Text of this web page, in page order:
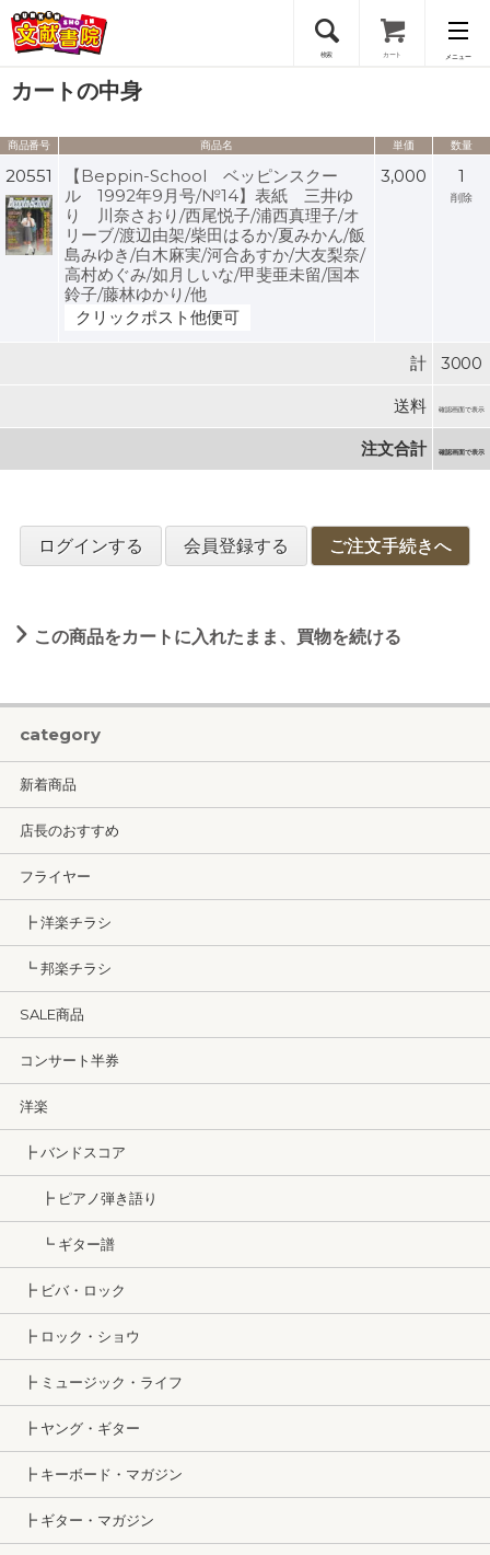
検索 カート メニュー
会員登録
ログイン
カートの中身
商品番号 商品名 単価 数量
20551
【Beppin-School ベッピンスクー
ル 1992年9月号/№14】表紙 三井ゆ
り 川奈さおり/西尾悦子/浦西真理子/オ
リーブ/渡辺由架/柴田はるか/夏みかん/飯
島みゆき/白木麻実/河合あすか/大友梨奈/
高村めぐみ/如月しいな/甲斐亜未留/国本
鈴子/藤林ゆかり/他
クリックポスト他便可
3,000 1
削除
計 3000
送料 確認画面で表示
注文合計 確認画面で表示
ログインする 会員登録する ご注文手続きへ
この商品をカートに入れたまま、買物を続ける
category
新着商品
店長のおすすめ
フライヤー
┣ 洋楽チラシ
┗ 邦楽チラシ
SALE商品
コンサート半券
洋楽
┣ バンドスコア
┣ ピアノ弾き語り
┗ ギター譜
┣ ビバ・ロック
┣ ロック・ショウ
┣ ミュージック・ライフ
┣ ヤング・ギター
┣ キーボード・マガジン
┣ ギター・マガジン